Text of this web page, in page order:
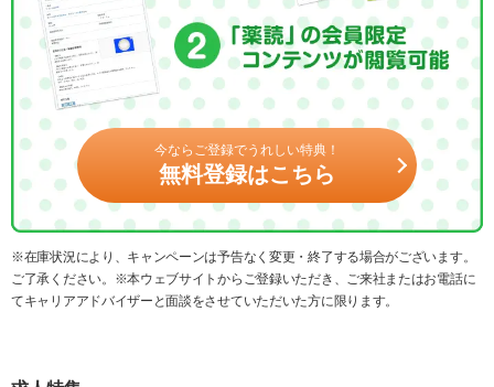
今ならご登録でうれしい特典！
無料登録はこちら
※在庫状況により、キャンペーンは予告なく変更・終了する場合がございます。
ご了承ください。※本ウェブサイトからご登録いただき、ご来社またはお電話に
てキャリアアドバイザーと面談をさせていただいた方に限ります。